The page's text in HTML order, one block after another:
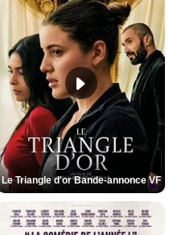
Le Triangle d'or Bande-annonce VF